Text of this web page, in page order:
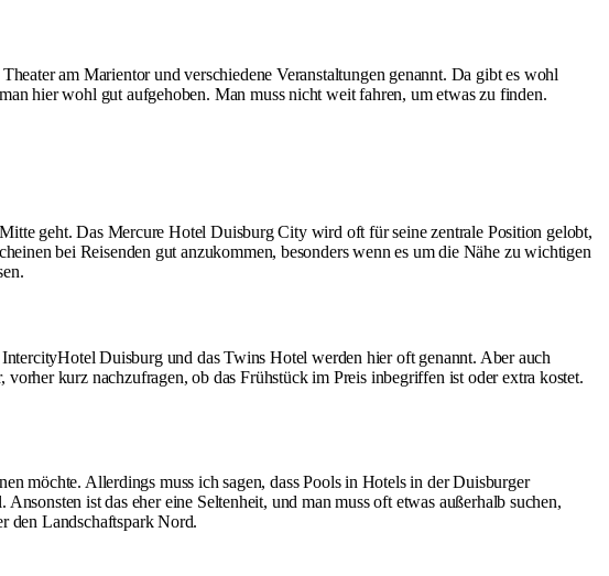
am Marientor und verschiedene Veranstaltungen genannt. Da gibt es wohl
hier wohl gut aufgehoben. Man muss nicht weit fahren, um etwas zu finden.
geht. Das Mercure Hotel Duisburg City wird oft für seine zentrale Position gelobt,
bei Reisenden gut anzukommen, besonders wenn es um die Nähe zu wichtigen
Duisburg und das Twins Hotel werden hier oft genannt. Aber auch
kurz nachzufragen, ob das Frühstück im Preis inbegriffen ist oder extra kostet.
möchte. Allerdings muss ich sagen, dass Pools in Hotels in der Duisburger
ist das eher eine Seltenheit, und man muss oft etwas außerhalb suchen,
den Landschaftspark Nord.